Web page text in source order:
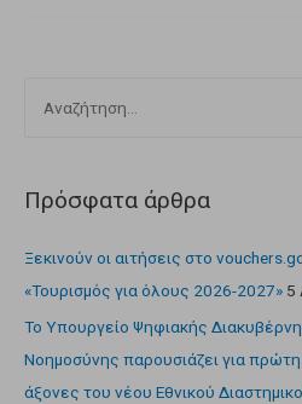
Πρόσφατα άρθρα
Ξεκινούν οι αιτήσεις στο
«Τουρισμός για όλους 2026-2027» 5
Το Υπουργείο Ψηφιακής
Νοημοσύνης παρουσιάζει για
άξονες του νέου Εθνικού